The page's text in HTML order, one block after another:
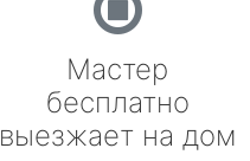
Мастер
бесплатно
выезжает на дом